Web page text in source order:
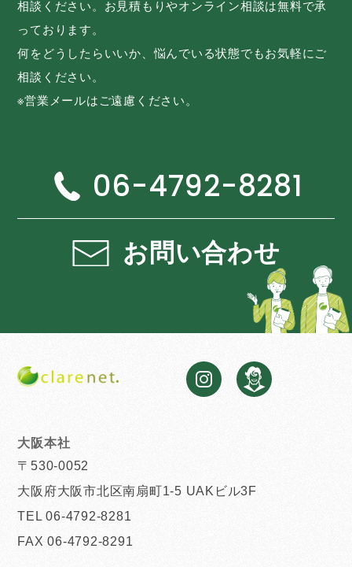
相談ください。お見積もりやオンライン相談は無料で承
っております。
何をどうしたらいいか、悩んでいる状態でもお気軽にご
相談ください。
※営業メールはご遠慮ください。
06-4792-8281
お問い合わせ
大阪本社
〒530-0052
大阪府大阪市北区南扇町1-5 UAKビル3F
TEL 06-4792-8281
FAX 06-4792-8291